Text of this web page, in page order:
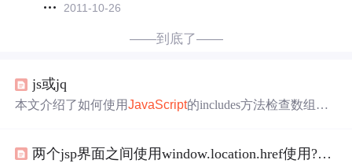
2011-10-26
——到底了——
js或jq
本文介绍了如何使用JavaScript的includes方法检查数组中
操作和JQuery给input赋值技巧。 两个jsp界面之间使用window.location.href使用?传递参数以及接受参数